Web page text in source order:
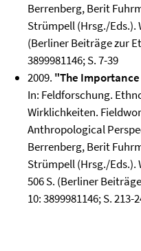
Berrenberg, Berit
Strümpell (Hrsg./Eds.).
(Berliner Beiträge zur
3899981146; S. 7-39
2009. "The
In: Feldforschung.
Wirklichkeiten.
Anthropological
Berrenberg, Berit
Strümpell (Hrsg./Eds.).
506 S. (Berliner
10: 3899981146; S. 213-